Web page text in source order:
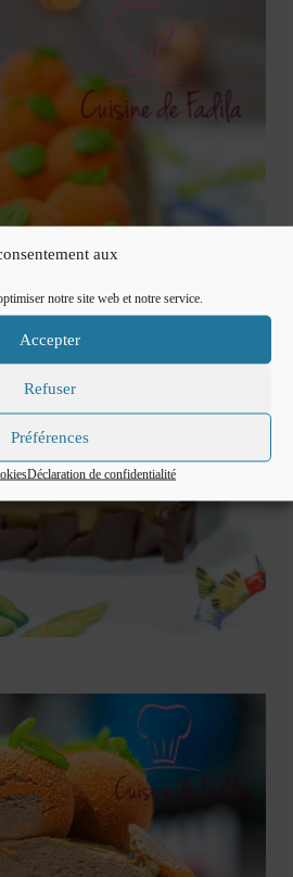
aux
notre site web et notre service.
Accepter
Refuser
Préférences
Déclaration de confidentialité